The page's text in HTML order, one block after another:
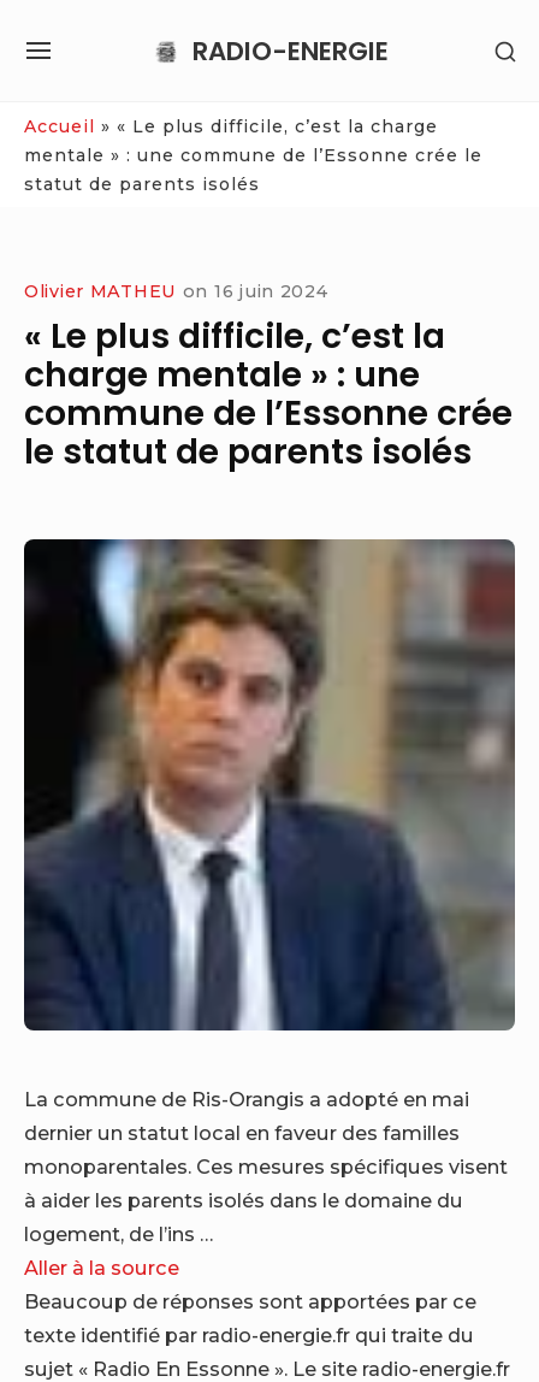
RADIO-ENERGIE
SITE
Accueil » « Le plus difficile, c’est la charge
mentale » : une commune de l’Essonne crée le
statut de parents isolés
Olivier MATHEU on 16 juin 2024
« Le plus difficile, c’est la
charge mentale » : une
commune de l’Essonne crée
le statut de parents isolés
La commune de Ris-Orangis a adopté en mai
dernier un statut local en faveur des familles
monoparentales. Ces mesures spécifiques visent
à aider les parents isolés dans le domaine du
logement, de l’ins …
Aller à la source
Beaucoup de réponses sont apportées par ce
texte identifié par radio-energie.fr qui traite du
sujet « Radio En Essonne ». Le site radio-energie.fr